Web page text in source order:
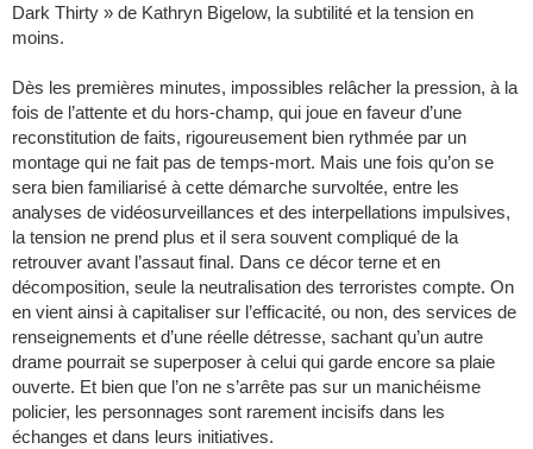
Dark Thirty » de Kathryn Bigelow, la subtilité et la tension en
moins.
Dès les premières minutes, impossibles relâcher la pression, à la
fois de l’attente et du hors-champ, qui joue en faveur d’une
reconstitution de faits, rigoureusement bien rythmée par un
montage qui ne fait pas de temps-mort. Mais une fois qu’on se
sera bien familiarisé à cette démarche survoltée, entre les
analyses de vidéosurveillances et des interpellations impulsives,
la tension ne prend plus et il sera souvent compliqué de la
retrouver avant l’assaut final. Dans ce décor terne et en
décomposition, seule la neutralisation des terroristes compte. On
en vient ainsi à capitaliser sur l’efficacité, ou non, des services de
renseignements et d’une réelle détresse, sachant qu’un autre
drame pourrait se superposer à celui qui garde encore sa plaie
ouverte. Et bien que l’on ne s’arrête pas sur un manichéisme
policier, les personnages sont rarement incisifs dans les
échanges et dans leurs initiatives.